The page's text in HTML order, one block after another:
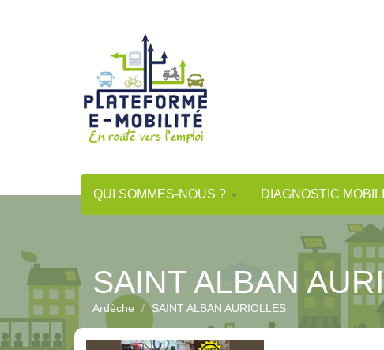
QUI SOMMES-NOUS ? DIAGNOSTIC
SAINT ALBAN
Ardèche SAINT ALBAN AURIOLLES